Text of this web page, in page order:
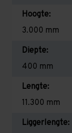
Hoogte:
3.000 mm
Diepte:
400 mm
Lengte:
11.300 mm
Liggerlengte: